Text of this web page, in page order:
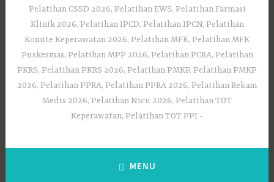
Pelatihan CSSD 2026, Pelatihan EWS, Pelatihan Farmasi
Klinik 2026, Pelatihan IPCD, Pelatihan IPCN, Pelatihan
Komite Keperawatan 2026, Pelatihan MFK, Pelatihan MFK
Puskesmas, Pelatihan MPP 2026, Pelatihan PCRA, Pelatihan
PKRS, Pelatihan PKRS 2026, Pelatihan PMKP, Pelatihan PMKP
2026, Pelatihan PPRA, Pelatihan PPRA 2026, Pelatihan Rekam
Medis 2026, Pelatihan Nicu 2026, Pelatihan TOT
Keperawatan, Pelatihan TOT PPI
MENU